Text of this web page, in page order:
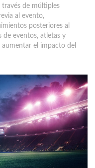
de múltiples
al evento,
posteriores al
de eventos, atletas y
el impacto del